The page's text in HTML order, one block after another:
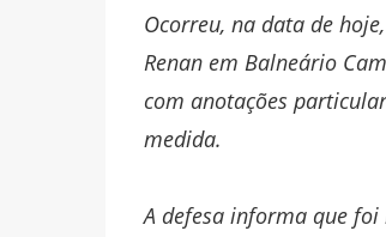
Ocorreu, na data de
Renan em Balneário
com anotações
medida.
A defesa informa que foi